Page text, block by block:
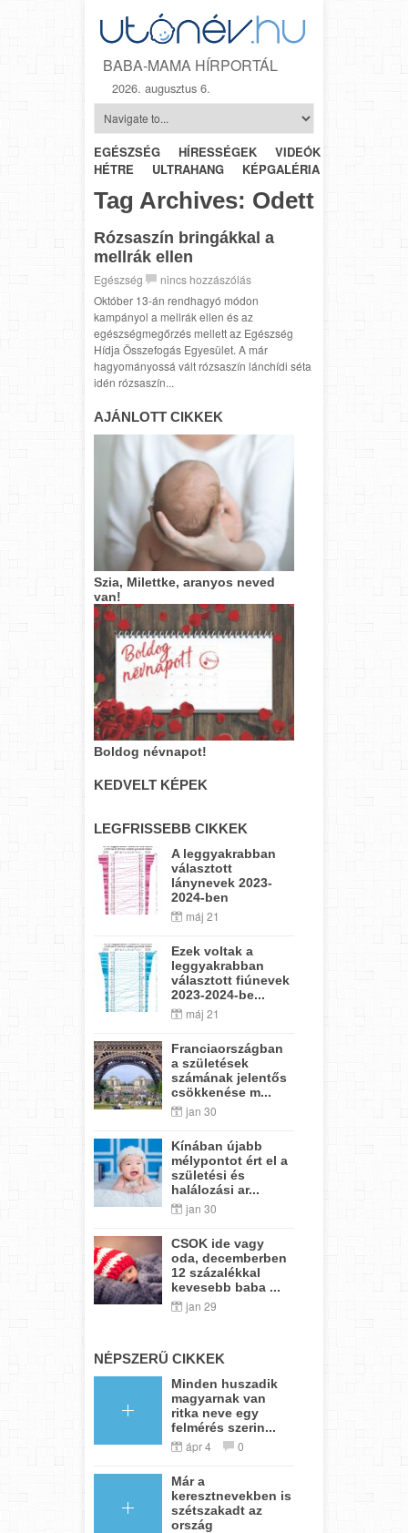
BABA-MAMA HÍRPORTÁL
2026. augusztus 6.
EGÉSZSÉG HÍRESSÉGEK VIDEÓK
HÉTRŐL-
HÉTRE
ULTRAHANG KÉPGALÉRIA
Tag Archives: Odett
Rózsaszín bringákkal a
mellrák ellen
Egészség
nincs hozzászólás
Október 13-án rendhagyó módon
kampányol a mellrák ellen és az
egészségmegőrzés mellett az Egészség
Hídja Összefogás Egyesület. A már
hagyományossá vált rózsaszín lánchídi séta
idén rózsaszín...
AJÁNLOTT CIKKEK
Szia, Milettke, aranyos neved
van!
Boldog névnapot!
KEDVELT KÉPEK
LEGFRISSEBB CIKKEK
A leggyakrabban
választott
lánynevek 2023-
2024-ben
máj 21
Ezek voltak a
leggyakrabban
választott fiúnevek
2023-2024-be...
máj 21
Franciaországban
a születések
számának jelentős
csökkenése m...
jan 30
Kínában újabb
mélypontot ért el a
születési és
halálozási ar...
jan 30
CSOK ide vagy
oda, decemberben
12 százalékkal
kevesebb baba ...
jan 29
NÉPSZERŰ CIKKEK
Minden huszadik
magyarnak van
ritka neve egy
felmérés szerin...
ápr 4 0
Már a
keresztnevekben is
szétszakadt az
ország